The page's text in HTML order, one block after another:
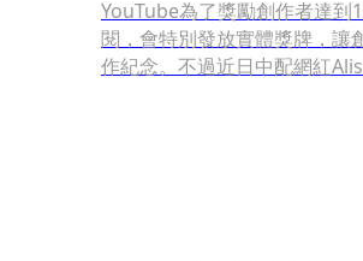
YouTube為了獎勵創作者達到
閱，會特別發放實體獎牌，讓
作紀念。不過近日中配網紅